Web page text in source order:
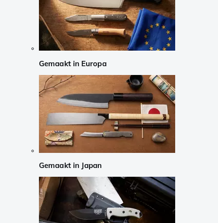
Gemaakt in Europa
Gemaakt in Japan